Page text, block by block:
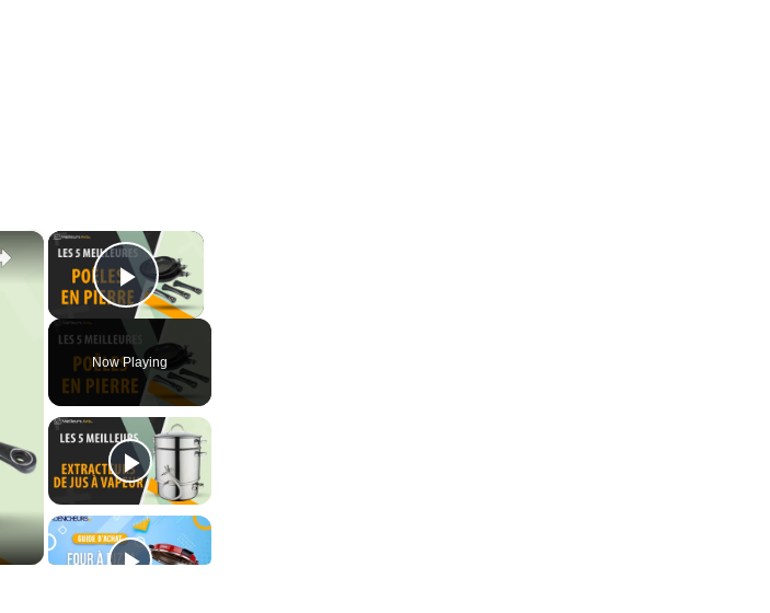
×
Play Video
Now Playing
×